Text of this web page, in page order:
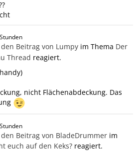
den Beitrag von Lumpy im Thema Der
Thread reagiert.
nicht Flächenabdeckung. Das
den Beitrag von BladeDrummer im
euch auf den Keks? reagiert.